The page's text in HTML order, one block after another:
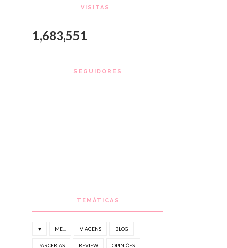
VISITAS
1,683,551
SEGUIDORES
TEMÁTICAS
♥ ME... VIAGENS BLOG
PARCERIAS REVIEW OPINIÕES